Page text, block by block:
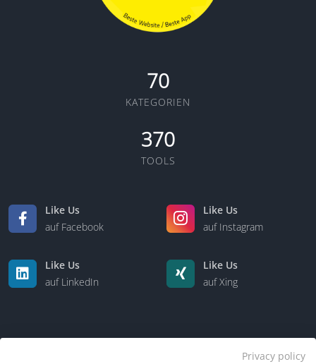
70
KATEGORIEN
370
TOOLS
Like Us
auf Facebook
Like Us
auf Instagram
Like Us
auf LinkedIn
Like Us
auf Xing
Privacy policy